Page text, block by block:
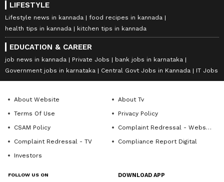
LIFESTYLE
Lifestyle news in kannada
food recipes in kannada
health tips in kannada
kitchen tips in kannada
EDUCATION & CAREER
job news in kannada Private Jobs
bank jobs in karnataka
Government jobs in karnataka
Central Govt Jobs in Kannada IT Jobs
About Website
About Tv
Terms Of Use
Privacy Policy
CSAM Policy
Complaint Redressal - Website
Complaint Redressal - TV
Compliance Report Digital
Investors
FOLLOW US ON DOWNLOAD APP